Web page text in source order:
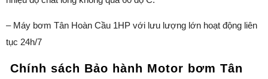
– Máy bơm Tân Hoàn Cầu 1HP với lưu lượng lớn hoạt động liên
tục 24h/7
Chính sách Bảo hành Motor bơm Tân